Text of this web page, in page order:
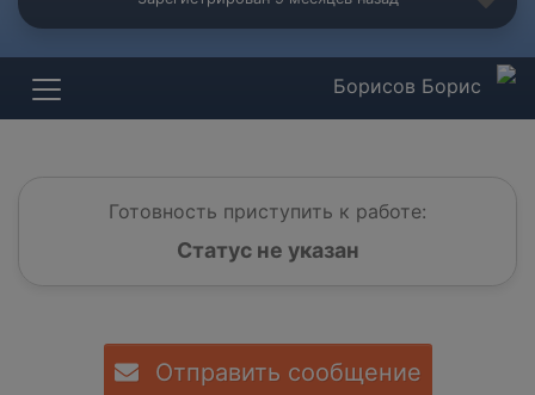
Борисов Борис
Готовность приступить к работе:
Статус не указан
Отправить сообщение